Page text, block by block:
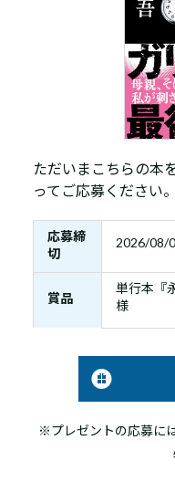
ただいまこちらの本
ってご応募ください。
応募締
切
2026/08/
賞品
単行本『
様
※プレゼントの応募に